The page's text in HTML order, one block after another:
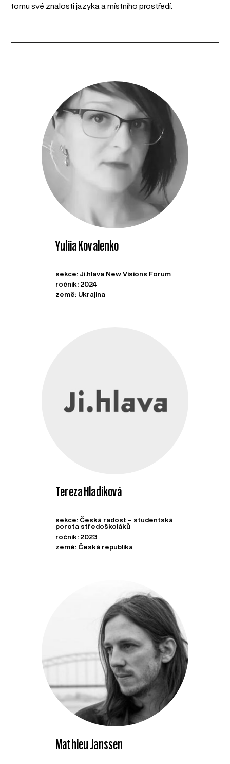
tomu své znalosti jazyka a místního prostředí.
Yuliia Kovalenko
sekce: Ji.hlava New Visions Forum
ročník: 2024
země: Ukrajina
Tereza Hladíková
sekce: Česká radost – studentská
porota středoškoláků
ročník: 2023
země: Česká republika
Mathieu Janssen